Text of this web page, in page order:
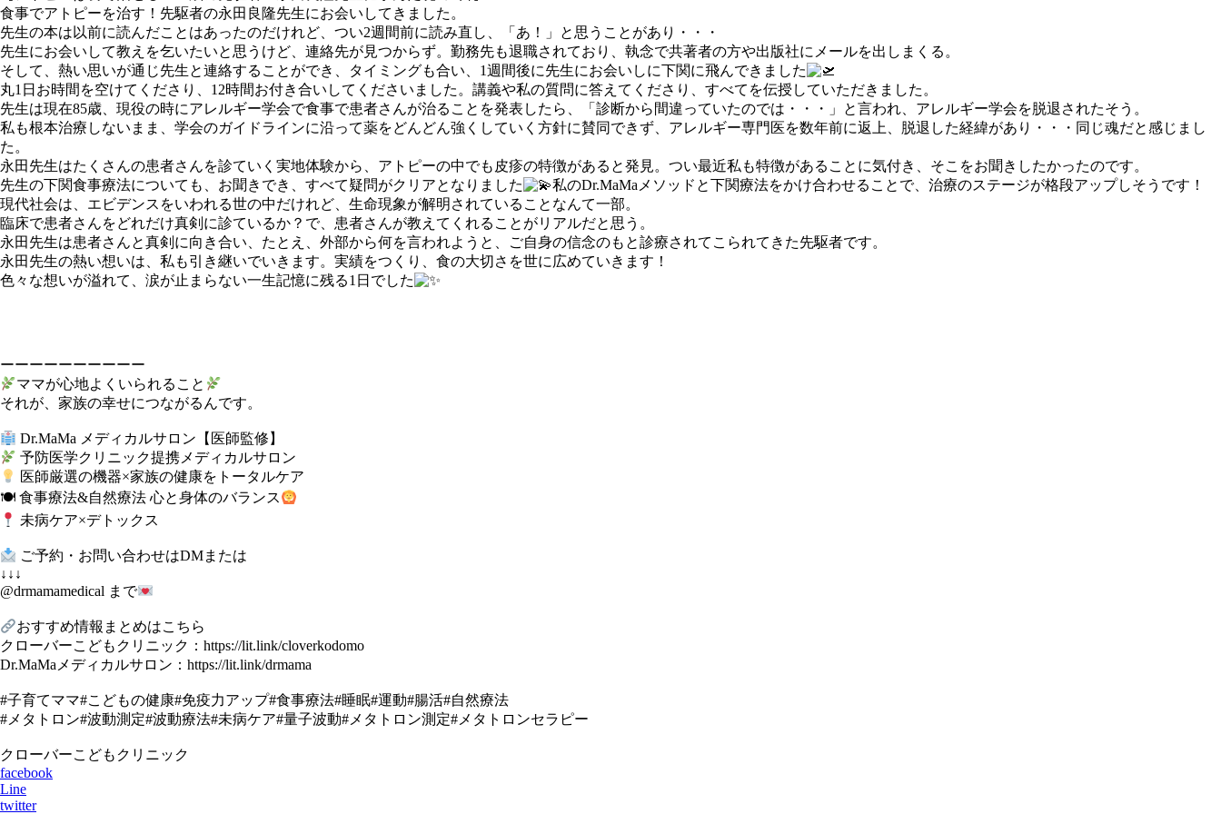
食事でアトピーを治す！先駆者の永田良隆先生にお会いしてきました。
先生の本は以前に読んだことはあったのだけれど、つい2週間前に読み直し、「あ！」と思うことがあり・・・
先生にお会いして教えを乞いたいと思うけど、連絡先が見つからず。勤務先も退職されており、執念で共著者の方や出版社にメールを出しまくる。
そして、熱い思いが通じ先生と連絡することができ、タイミングも合い、1週間後に先生にお会いしに下関に飛んできました
丸1日お時間を空けてくださり、12時間お付き合いしてくださいました。講義や私の質問に答えてくださり、すべてを伝授していただきました。
先生は現在85歳、現役の時にアレルギー学会で食事で患者さんが治ることを発表したら、「診断から間違っていたのでは・・・」と言われ、アレルギー学会を脱退されたそう。
私も根本治療しないまま、学会のガイドラインに沿って薬をどんどん強くしていく方針に賛同できず、アレルギー専門医を数年前に返上、脱退した経緯があり・・・同じ魂だと感じまし
た。
永田先生はたくさんの患者さんを診ていく実地体験から、アトピーの中でも皮疹の特徴があると発見。つい最近私も特徴があることに気付き、そこをお聞きしたかったのです。
先生の下関食事療法についても、お聞きでき、すべて疑問がクリアとなりました
私のDr.MaMaメソッドと下関療法をかけ合わせることで、治療のステージが格段アップしそうです！
現代社会は、エビデンスをいわれる世の中だけれど、生命現象が解明されていることなんて一部。
臨床で患者さんをどれだけ真剣に診ているか？で、患者さんが教えてくれることがリアルだと思う。
永田先生は患者さんと真剣に向き合い、たとえ、外部から何を言われようと、ご自身の信念のもと診療されてこられてきた先駆者です。
永田先生の熱い想いは、私も引き継いでいきます。実績をつくり、食の大切さを世に広めていきます！
色々な想いが溢れて、涙が止まらない一生記憶に残る1日でした
ーーーーーーーーーー
ママが心地よくいられること
それが、家族の幸せにつながるんです。
Dr.MaMa メディカルサロン【医師監修】
予防医学クリニック提携メディカルサロン
医師厳選の機器×家族の健康をトータルケア
🍽 食事療法&自然療法 心と身体のバランス
未病ケア×デトックス
ご予約・お問い合わせはDMまたは
↓↓↓
@drmamamedical まで
おすすめ情報まとめはこちら
クローバーこどもクリニック：https://lit.link/cloverkodomo
Dr.MaMaメディカルサロン：https://lit.link/drmama
#子育てママ#こどもの健康#免疫力アップ#食事療法#睡眠#運動#腸活#自然療法
#メタトロン#波動測定#波動療法#未病ケア#量子波動#メタトロン測定#メタトロンセラピー
クローバーこどもクリニック
facebook
Line
twitter